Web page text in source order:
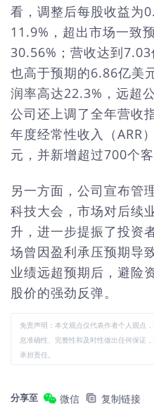
看，调整后每股收益为
11.9%，超出市场一致
30.56%；营收达到7.03
也高于预期的6.86亿美
润率高达22.3%，远超
公司还上调了全年营收
年度经常性收入（ARR
元，并新增超过700个客
另一方面，公司宣布管
科技大会，市场对后续
升，进一步提振了投资
场曾因盈利承压预期导
业绩远超预期后，避险
股价的强劲反弹。
免责声明：本文观点仅代表作者个人观点
息准确性、完整性和及时性做出任何保证
承担责任。
分享至 微信 复制链接